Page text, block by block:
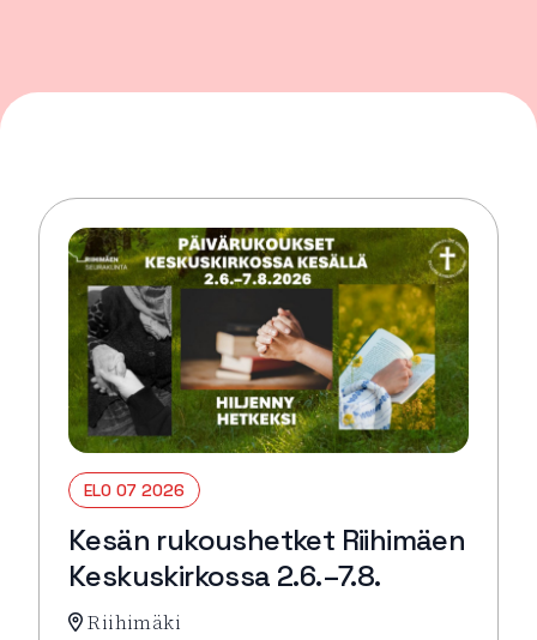
ELO 07 2026
Kesän rukoushetket Riihimäen
Keskuskirkossa 2.6.–7.8.
Riihimäki